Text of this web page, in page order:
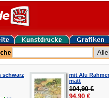
schwarz
mit Alu
matt
104,90 €
94,90 €